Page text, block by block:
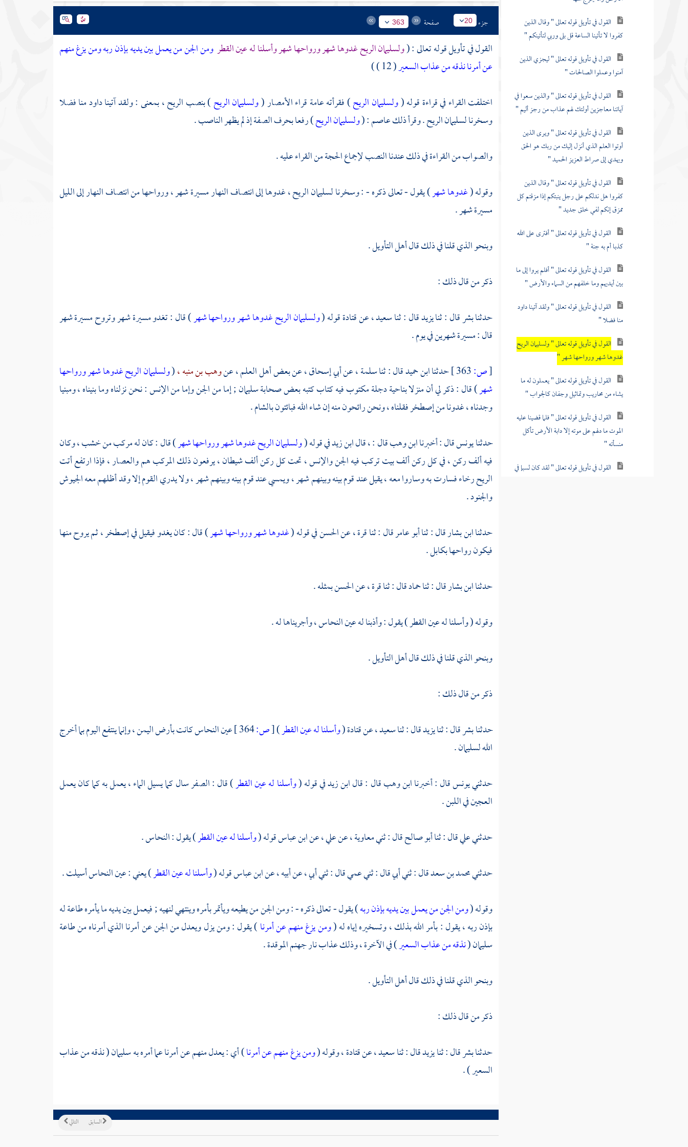
القول في تأويل قوله تعالى " وقال الذين
كفروا لا تأتينا الساعة قل بلى وربي لتأتينكم "
القول في تأويل قوله تعالى " ليجزي الذين
آمنوا وعملوا الصالحات "
القول في تأويل قوله تعالى " والذين سعوا في
آياتنا معاجزين أولئك لهم عذاب من رجز أليم "
القول في تأويل قوله تعالى " ويرى الذين
أوتوا العلم الذي أنزل إليك من ربك هو الحق
ويهدي إلى صراط العزيز الحميد "
القول في تأويل قوله تعالى " وقال الذين
كفروا هل ندلكم على رجل ينبئكم إذا مزقتم كل
ممزق إنكم لفي خلق جديد "
القول في تأويل قوله تعالى " أفترى على الله
كذبا أم به جنة "
القول في تأويل قوله تعالى " أفلم يروا إلى ما
بين أيديهم وما خلفهم من السماء والأرض "
القول في تأويل قوله تعالى " ولقد آتينا داود
منا فضلا "
القول في تأويل قوله تعالى " ولسليمان الريح
غدوها شهر ورواحها شهر "
القول في تأويل قوله تعالى " يعملون له ما
يشاء من محاريب وتماثيل وجفان كالجواب "
القول في تأويل قوله تعالى " فلما قضينا عليه
الموت ما دلهم على موته إلا دابة الأرض تأكل
منسأته "
القول في تأويل قوله تعالى " لقد كان لسبإ في
جزء 20 صفحة 363
القول في تأويل قوله تعالى : (ولسليمان الريح غدوها شهر ورواحها شهر وأسلنا له عين القطرومن الجن من يعمل بين يديه بإذن ربه ومن يزغ منهم
عن أمرنا نذقه من عذاب السعير( 12 ) )
اختلفت القراء في قراءة قوله (ولسليمان الريح) فقرأته عامة قراء الأمصار (ولسليمان الريح) بنصب الريح ، بمعنى : ولقد آتيناداودمنا فضلا
وسخرنالسليمانالريح . وقرأ ذلكعاصم: (ولسليمان الريح) رفعا بحرف الصفة إذ لم يظهر الناصب .
والصواب من القراءة في ذلك عندنا النصب لإجماع الحجة من القراء عليه .
وقوله (غدوها شهر) يقول - تعالى ذكره - : وسخرنالسليمانالريح ، غدوها إلى انتصاف النهار مسيرة شهر ، ورواحها من انتصاف النهار إلى الليل
مسيرة شهر .
وبنحو الذي قلنا في ذلك قال أهل التأويل .
ذكر من قال ذلك :
حدثنابشرقال : ثنايزيدقال : ثناسعيد ،عنقتادةقوله (ولسليمان الريح غدوها شهر ورواحها شهر) قال : تغدو مسيرة شهر وتروح مسيرة شهر
قال : مسيرة شهرين في يوم .
[ص: حدثناابن حميدقال : ثناسلمة ،عنأبي إسحاق ،عن بعض أهل العلم ، عنوهب بن منبه ،(ولسليمان الريح غدوها شهر ورواحها
شهر) قال : ذكر لي أن منزلا بناحيةدجلةمكتوب فيه كتاب كتبه بعض صحابةسليمان ;إما من الجن وإما من الإنس : نحن نزلناه وما بنيناه ، ومبنيا
وجدناه ، غدونا من إصطخر فقلناه ، ونحن رائحون منه إن شاء الله فبائتونبالشام.
حدثنايونسقال : أخبرناابن وهبقال : ، قالابن زيدفي قوله (ولسليمان الريح غدوها شهر ورواحها شهر) قال : كان له مركب من خشب ، وكان
فيه ألف ركن ، في كل ركن ألف بيت تركب فيه الجن والإنس ، تحت كل ركن ألف شيطان ، يرفعون ذلك المركب هم والعصار ، فإذا ارتفع أتت
الريح رخاء فسارت به وساروا معه ، يقيل عند قوم بينه وبينهم شهر ، ويمسي عند قوم بينه وبينهم شهر ، ولا يدري القوم إلا وقد أظلهم معه الجيوش
والجنود .
حدثناابن بشارقال : ثناأبو عامرقال : ثناقرة ،عنالحسنفي قوله (غدوها شهر ورواحها شهر) قال : كان يغدو فيقيل في إصطخر ، ثم يروح منها
فيكون رواحها بكابل .
حدثناابن بشارقال : ثناحمادقال : ثناقرة ،عنالحسنبمثله .
وقوله ( وأسلنا له عين القطر ) يقول : وأذبنا له عين النحاس ، وأجريناها له .
وبنحو الذي قلنا في ذلك قال أهل التأويل .
ذكر من قال ذلك :
حدثنابشرقال : ثنايزيدقال : ثناسعيد ،عنقتادة(وأسلنا له عين القطر)
[ص:364 ] عين النحاس كانتبأرض اليمن ،وإنما ينتفع اليوم بما أخرج
اللهلسليمان.
حدثنييونسقال : أخبرناابن وهبقال : قالابن زيدفي قوله (وأسلنا له عين القطر) قال : الصفر سال كما يسيل الماء ، يعمل به كما كان يعمل
العجين في اللبن .
حدثنيعليقال : ثناأبو صالحقال : ثنيمعاوية ،عنعلي ،عنابن عباسقوله (وأسلنا له عين القطر) يقول : النحاس .
حدثنيمحمد بن سعدقال : ثني أبي قال : ثني عمي قال : ثني أبي ، عن أبيه ، عنابن عباسقوله (وأسلنا له عين القطر) يعني : عين النحاس أسيلت .
وقوله (ومن الجن من يعمل بين يديه بإذن ربه) يقول - تعالى ذكره - : ومن الجن من يطيعه ويأتمر بأمره وينتهي لنهيه ; فيعمل بين يديه ما يأمره طاعة له
بإذن ربه ، يقول : بأمر الله بذلك ، وتسخيره إياه له (ومن يزغ منهم عن أمرنا) يقول : ومن يزل ويعدل من الجن عن أمرنا الذي أمرناه من طاعة
سليمان(نذقه من عذاب السعير) في الآخرة ، وذلك عذاب نار جهنم الموقدة .
وبنحو الذي قلنا في ذلك قال أهل التأويل .
ذكر من قال ذلك :
حدثنابشرقال : ثنايزيدقال : ثناسعيد ،عنقتادة ،وقوله (ومن يزغ منهم عن أمرنا) أي : يعدل منهم عن أمرنا عما أمره به سليمان ( نذقه من عذاب
السعير ) .
التالي السابق